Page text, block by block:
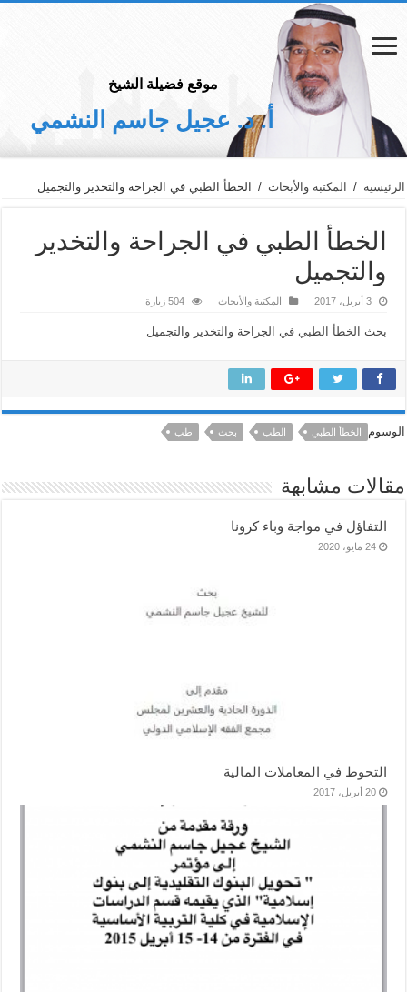
موقع فضيلة الشيخ
أ. د. عجيل جاسم النشمي
الرئيسية / المكتبة والأبحاث / الخطأ الطبي في الجراحة والتخدير والتجميل
الخطأ الطبي في الجراحة والتخدير
والتجميل
3 أبريل، 2017 المكتبة والأبحاث 504 زيارة
بحث الخطأ الطبي في الجراحة والتخدير والتجميل
الوسوم الخطأ الطبي الطب بحث طب
مقالات مشابهة
التفاؤل في مواجة وباء كرونا
24 مايو، 2020
التحوط في المعاملات المالية
20 أبريل، 2017